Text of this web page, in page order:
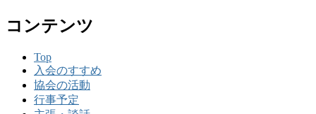
コンテンツ
Top
入会のすすめ
協会の活動
行事予定